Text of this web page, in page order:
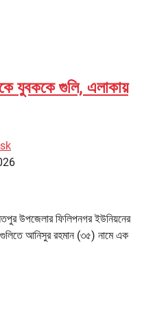
যুবককে গুলি, এলাকায়
উপজেলার ফিলিপনগর ইউনিয়নের
আনিসুর রহমান (৩৫) নামে এক